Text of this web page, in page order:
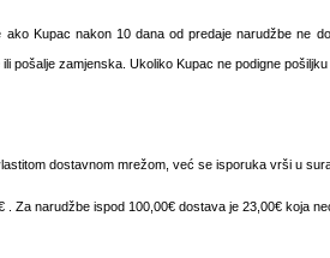
Kupac nakon 10 dana od predaje narudžbe ne
pošalje zamjenska. Ukoliko Kupac ne podigne
dostavnom mrežom, već se isporuka vrši u
Za narudžbe ispod 100,00€ dostava je 23,00€ koja